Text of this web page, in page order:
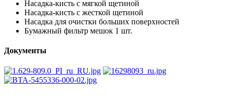
Насадка-кисть с мягкой щетиной
Насадка-кисть с жесткой щетиной
Насадка для очистки больших поверхностей
Бумажный фильтр мешок 1 шт.
Документы